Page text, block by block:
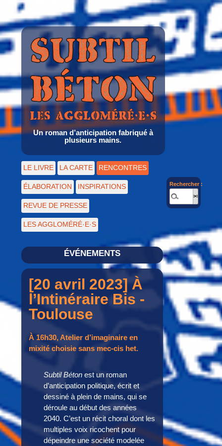
Un roman d’anticipation fabriqué à
plusieurs mains.
LE LIVRE LA CARTE RENCONTRES
ÉLABORATION INSPIRATIONS
REVUE DE PRESSE
LES AGGLOMÉRÉ·E·S
Rechercher :
ÉVÉNEMENTS
[20 avril 2023] À
l’Intinéraire Bis -
Toulouse
À 16h30,Atelier d’imaginaireen
mixité choisie sans mec-cis het.
Subtil Béton est un roman
d’anticipation politique, écrit et
dessiné à plein de mains, qui se
déroule au début des années
2040. C’est un récit choral dont les
multiples voix ricochent pour
dépeindre une société modelée